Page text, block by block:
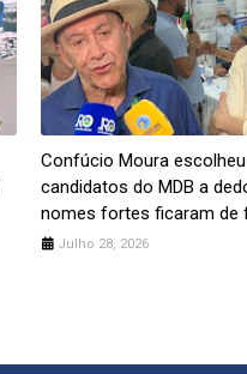
Confúcio Moura escolheu
candidatos do MDB a
nomes fortes ficaram de
Julho 28, 2026